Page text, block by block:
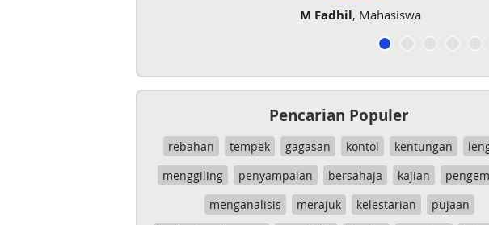
M Fadhil, Mahasiswa
Pencarian Populer
rebahan tempek gagasan kontol kentungan
menggiling
penyampaian bersahaja kajian
menganalisis
merajuk kelestarian
pujaan